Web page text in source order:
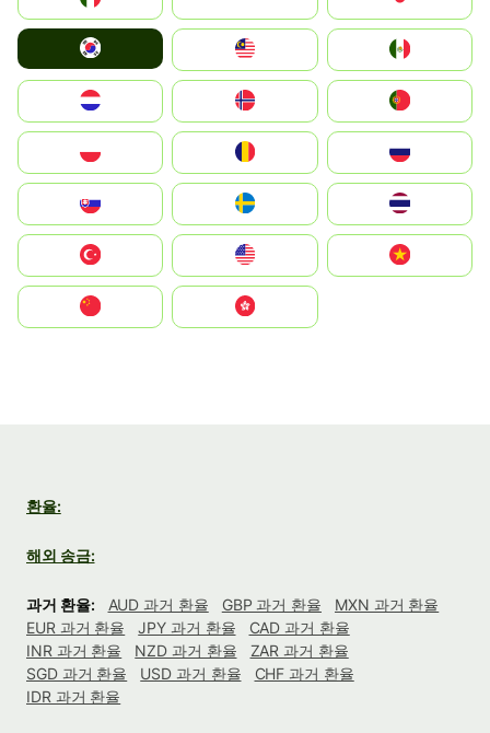
South Korea
United States
中國香港特別行政區
환율:
해외 송금:
과거 환율: AUD 과거 환율 GBP 과거 환율
MXN 과거 환율
EUR 과거 환율
JPY 과거 환율
CAD 과거 환율
INR 과거 환율
NZD 과거 환율
ZAR 과거 환율
SGD 과거 환율
USD 과거 환율
CHF 과거 환율
IDR 과거 환율